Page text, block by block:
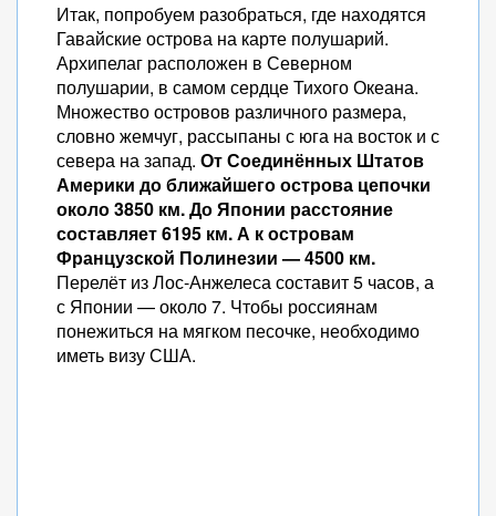
Итак, попробуем разобраться, где находятся
Гавайские острова на карте полушарий.
Архипелаг расположен в Северном
полушарии, в самом сердце Тихого Океана.
Множество островов различного размера,
словно жемчуг, рассыпаны с юга на восток и с
севера на запад. От Соединённых Штатов
Америки до ближайшего острова цепочки
около 3850 км. До Японии расстояние
составляет 6195 км. А к островам
Французской Полинезии — 4500 км.
Перелёт из Лос-Анжелеса составит 5 часов, а
с Японии — около 7. Чтобы россиянам
понежиться на мягком песочке, необходимо
иметь визу США.